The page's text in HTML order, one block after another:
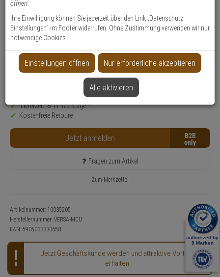
um
Suche
Produktmerkmale
Datenblatt drucken
Produktinformationen
Funkmodul
Bedienung:per Bedienteil
Lieferzeit: 8-11 Werktage**
Kostenfreie Retoure
Jetzt anmelden B2B
Fragen zum Artikel
Zum Merkzettel
Artikelnummer: 10035205
Herstellernummer: VERSA-MCU
EAN: 5905033330658
Jetzt Geschäftskunde werden und attraktive Vorteile
erhalten.
öffnen'.
Ihre Einwilligung können Sie jederzeit über den Link „Datenschutz
Einstellungen“ im Footer widerrufen. Ohne Zustimmung verwenden wir nur
notwendige Cookies.
Einstellungen öffnen Nur erforderliche akzeptieren
Alle aktivieren